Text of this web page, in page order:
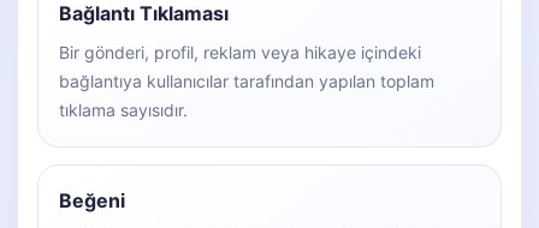
Bağlantı Tıklaması
Bir gönderi, profil, reklam veya hikaye içindeki
bağlantıya kullanıcılar tarafından yapılan toplam
tıklama sayısıdır.
Beğeni